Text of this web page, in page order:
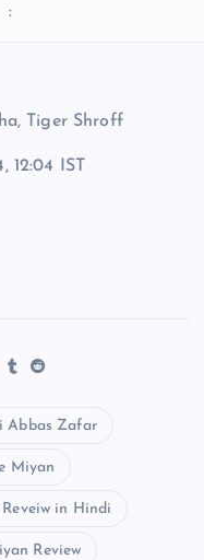
:
, Tiger Shroff
12:04 IST
Abbas Zafar
Miyan
in Hindi
Review